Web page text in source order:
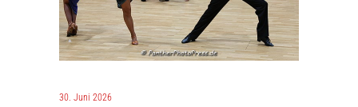
30. Juni 2026